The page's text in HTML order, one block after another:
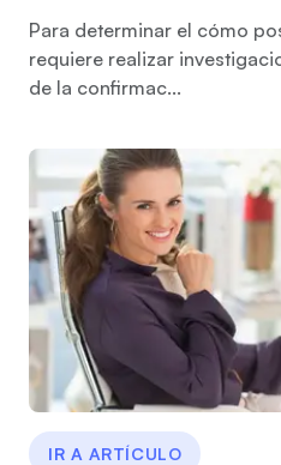
Para determinar el cómo
requiere realizar
de la confirmac...
IR A ARTÍCULO